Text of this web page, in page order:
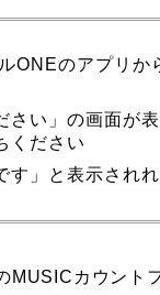
ONEのアプリか
さい」の画面が
ください
す」と表示され
MUSICカウント